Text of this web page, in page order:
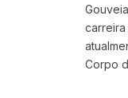
Corpo